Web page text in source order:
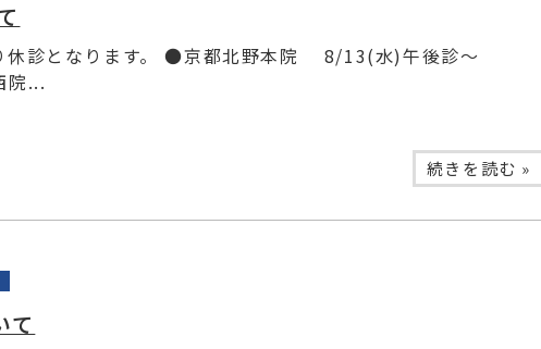
休診となります。 ●京都北野本院 8/13(水)午後診〜
...
続きを読む »
て